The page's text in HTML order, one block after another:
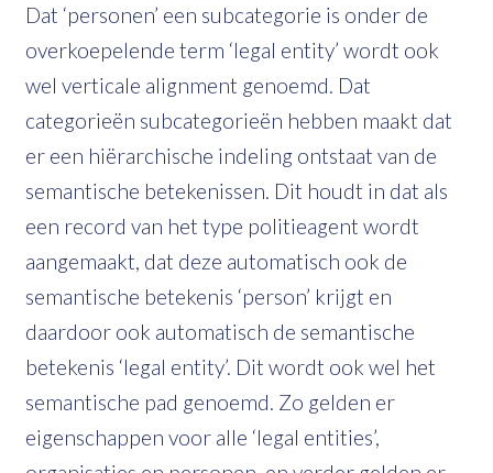
Dat ‘personen’ een subcategorie is onder de
overkoepelende term ‘legal entity’ wordt ook
wel verticale alignment genoemd. Dat
categorieën subcategorieën hebben maakt dat
er een hiërarchische indeling ontstaat van de
semantische betekenissen. Dit houdt in dat als
een record van het type politieagent wordt
aangemaakt, dat deze automatisch ook de
semantische betekenis ‘person’ krijgt en
daardoor ook automatisch de semantische
betekenis ‘legal entity’. Dit wordt ook wel het
semantische pad genoemd. Zo gelden er
eigenschappen voor alle ‘legal entities’,